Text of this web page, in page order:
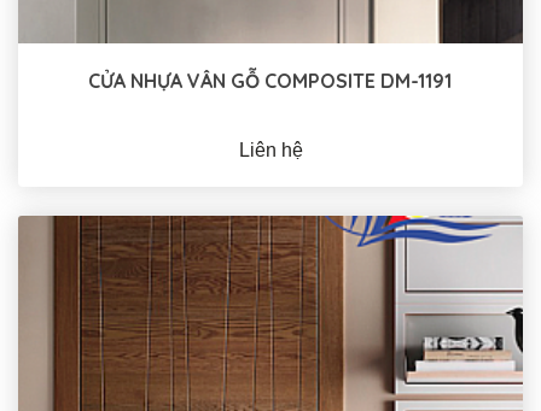
CỬA NHỰA VÂN GỖ COMPOSITE DM-1191
Liên hệ